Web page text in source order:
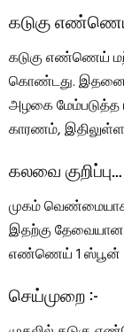
கடுகு
கடுகு எண்ணெய்
கொண்டது. இதனை
அழகை
காரணம்,
கலவை குறிப்பு…
முகம் வெண்மையாக
இதற்கு
எண்ணெய் 1 ஸ்பூன்
செய்முறை :-